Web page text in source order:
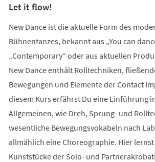
Let it flow!
New Dance ist die aktuelle Form des
Bühnentanzes, bekannt aus „You can
„Contemporary“ oder aus aktuellen
New Dance enthält Rolltechniken,
Bewegungen und Elemente der Contact
diesem Kurs erfährst Du eine Einführung
Allgemeinen, wie Dreh, Sprung- und
wesentliche Bewegungsvokabeln nach
allmählich eine Choreographie. Hier
Kunststücke der Solo- und